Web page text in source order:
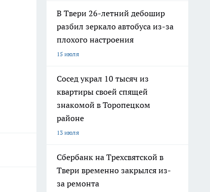
В Твери 26-летний дебошир
разбил зеркало автобуса из-за
плохого настроения
15 июля
Сосед украл 10 тысяч из
квартиры своей спящей
знакомой в Торопецком
районе
13 июля
Сбербанк на Трехсвятской в
Твери временно закрылся из-
за ремонта